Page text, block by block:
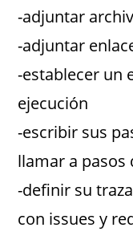
-adjuntar
-adjuntar
-establecer un
ejecución
-escribir sus
llamar a pasos
-definir su
con issues y